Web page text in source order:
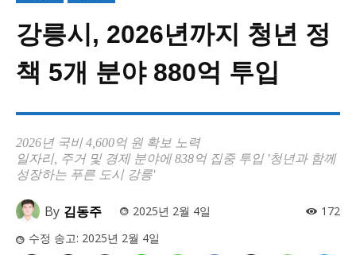
사설/칼럼
시 문학 (문학산책)
보도 사진
사설/칼럼
시 문학 (문학산책)
보도 사진
강릉시, 2026년까지 청년 정
책 5개 분야 880억 투입
2026년 국비 4,600억 원 확보 노력
일자리, 주거 및 경제 분야에 838억 집중 투입 '청년과 함께
성장하는 푸른 도시 강릉'
By 김동주 2025년 2월 4일
172
수정 송고: 2025년 2월 4일